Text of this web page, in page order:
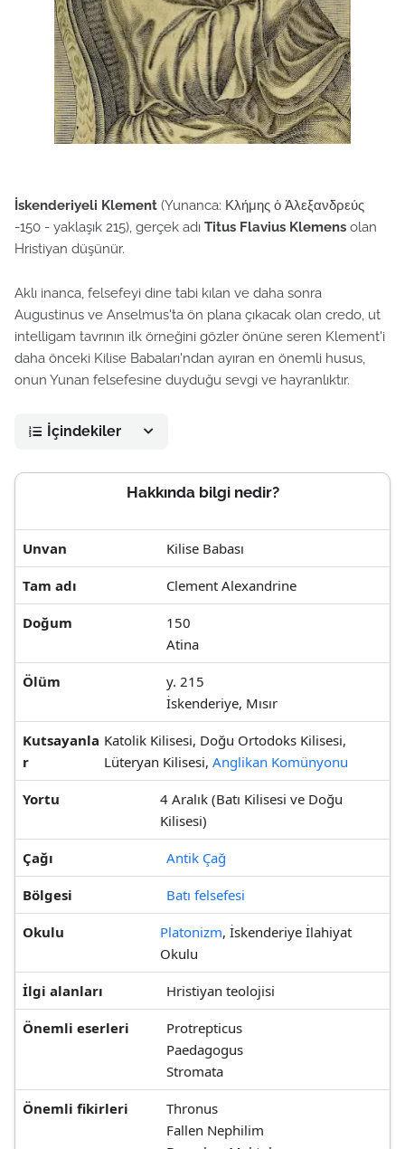
İskenderiyeli Klement (Yunanca: Κλήμης ὁ Ἀλεξανδρεύς
-150 - yaklaşık 215), gerçek adı Titus Flavius Klemens olan
Hristiyan düşünür.
Aklı inanca, felsefeyi dine tabi kılan ve daha sonra
Augustinus ve Anselmus'ta ön plana çıkacak olan credo, ut
intelligam tavrının ilk örneğini gözler önüne seren Klement'i
daha önceki Kilise Babaları'ndan ayıran en önemli husus,
onun Yunan felsefesine duyduğu sevgi ve hayranlıktır.
İçindekiler
Hakkında bilgi nedir?
Unvan Kilise Babası
Tam adı Clement Alexandrine
Doğum
150
Atina
Ölüm
y. 215
İskenderiye, Mısır
Kutsayanla
r
Katolik Kilisesi, Doğu Ortodoks Kilisesi,
Lüteryan Kilisesi,Anglikan Komünyonu
Yortu
4 Aralık (Batı Kilisesi ve Doğu
Kilisesi)
Çağı Antik Çağ
Bölgesi Batı felsefesi
Okulu Platonizm, İskenderiye İlahiyat
Okulu
İlgi alanları Hristiyan teolojisi
Önemli eserleri
Protrepticus
Paedagogus
Stromata
Önemli fikirleri
Thronus
Fallen Nephilim